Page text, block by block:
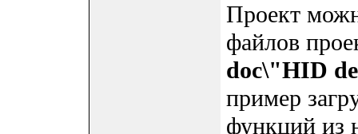
Проект
файлов
doc\"HID
пример
функций из